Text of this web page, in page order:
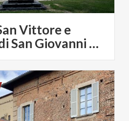
Vittore e
Battistero di San Giovanni Arsago Seprio